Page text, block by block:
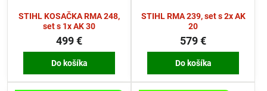
STIHL KOSAČKA RMA 248,
set s 1x AK 30
499 €
Do košíka
STIHL RMA 239, set s 2x AK
20
579 €
Do košíka